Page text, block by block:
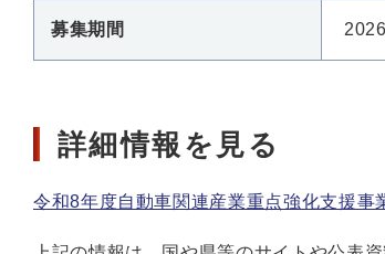
募集期間
詳細情報を見る
令和8年度自動車関連産業重点強化支援事